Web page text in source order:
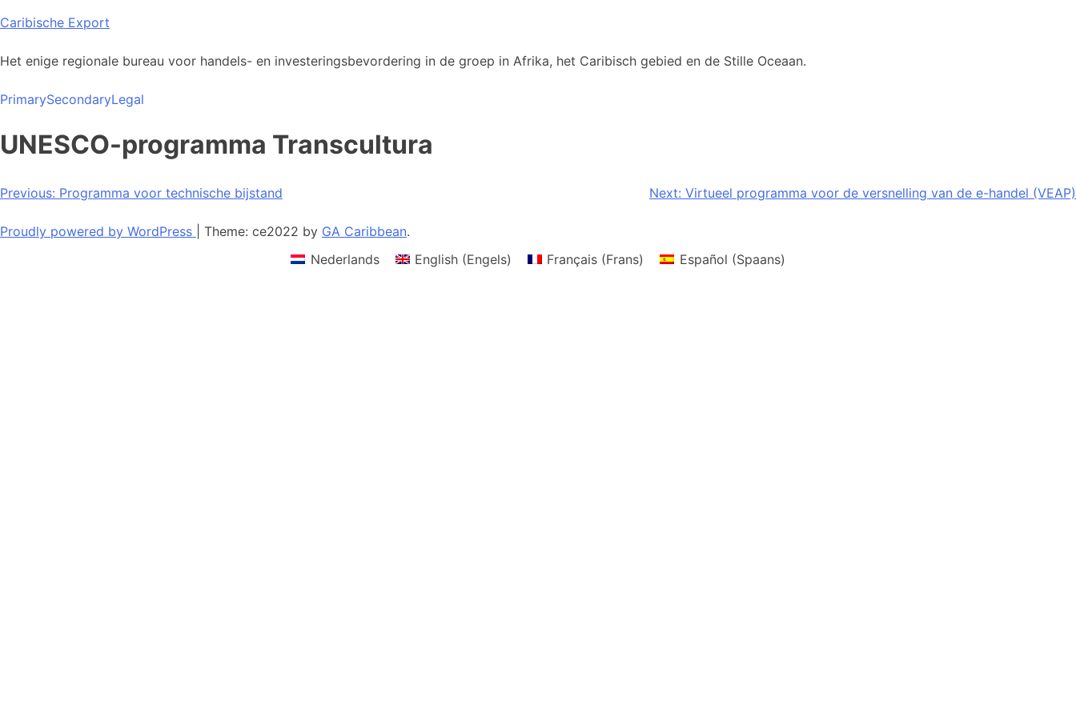
Skip
content
Caribische Export
Het enige regionale bureau voor handels- en investeringsbevordering in de groep in Afrika, het Caribisch gebied en de Stille Oceaan.
PrimarySecondaryLegal
UNESCO-programma Transcultura
Bericht
navigatie
Previous: Programma voor technische bijstand Next: Virtueel programma voor de versnelling van de e-handel (VEAP)
Proudly powered by WordPress Theme: ce2022 by GA Caribbean.
Nederlands
English (Engels) Français (Frans) Español (Spaans)